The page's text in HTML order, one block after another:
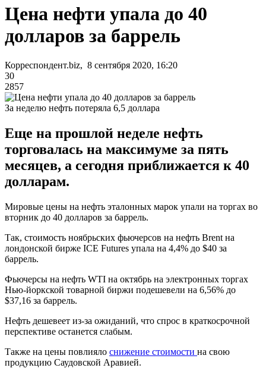
Цена нефти упала до 40
долларов за баррель
Корреспондент.biz, 8 сентября 2020, 16:20
30
2857
За неделю нефть потеряла 6,5 доллара
Еще на прошлой неделе нефть
торговалась на максимуме за пять
месяцев, а сегодня приближается к 40
долларам.
Мировые цены на нефть эталонных марок упали на торгах во
вторник до 40 долларов за баррель.
Так, стоимость ноябрьских фьючерсов на нефть Brent на
лондонской бирже ICE Futures упала на 4,4% до $40 за
баррель.
Фьючерсы на нефть WTI на октябрь на электронных торгах
Нью-йоркской товарной биржи подешевели на 6,56% до
$37,16 за баррель.
Нефть дешевеет из-за ожиданий, что спрос в краткосрочной
перспективе останется слабым.
Также на цены повлияло снижение стоимости на свою
продукцию Саудовской Аравией.